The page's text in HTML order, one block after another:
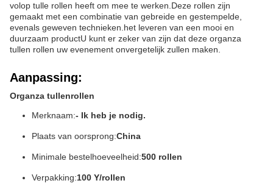
volop tulle rollen heeft om mee te werken.Deze rollen zijn
gemaakt met een combinatie van gebreide en gestempelde,
evenals geweven technieken.het leveren van een mooi en
duurzaam productU kunt er zeker van zijn dat deze organza
tullen rollen uw evenement onvergetelijk zullen maken.
Aanpassing:
Organza tullenrollen
Merknaam:- Ik heb je nodig.
Plaats van oorsprong:China
Minimale bestelhoeveelheid:500 rollen
Verpakking:100 Y/rollen